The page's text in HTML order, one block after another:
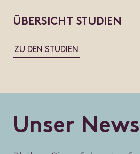
ÜBERSICHT STUDIEN
ZU DEN STUDIEN
Unser News